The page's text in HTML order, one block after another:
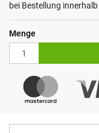
bei Bestellung innerhalb
Menge